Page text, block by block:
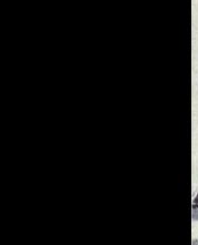
探索世界
一世纪视